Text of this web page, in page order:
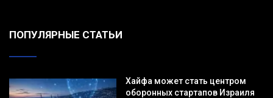
ПОПУЛЯРНЫЕ СТАТЬИ
Хайфа может стать центром
оборонных стартапов Израиля